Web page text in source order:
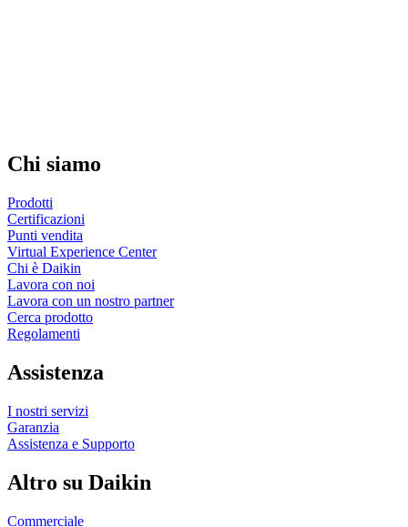
Chi siamo
Prodotti
Certificazioni
Punti vendita
Virtual Experience Center
Chi è Daikin
Lavora con noi
Lavora con un nostro partner
Cerca prodotto
Regolamenti
Assistenza
I nostri servizi
Garanzia
Assistenza e Supporto
Altro su Daikin
Commerciale